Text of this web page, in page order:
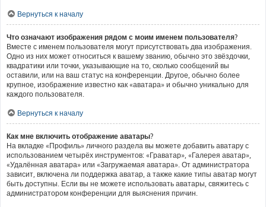
Вернуться к началу
Что означают изображения рядом с моим именем пользователя?
Вместе с именем пользователя могут присутствовать два изображения.
Одно из них может относиться к вашему званию, обычно это звёздочки,
квадратики или точки, указывающие на то, сколько сообщений вы
оставили, или на ваш статус на конференции. Другое, обычно более
крупное, изображение известно как «аватара» и обычно уникально для
каждого пользователя.
Вернуться к началу
Как мне включить отображение аватары?
На вкладке «Профиль» личного раздела вы можете добавить аватару с
использованием четырёх инструментов: «Граватар», «Галерея аватар»,
«Удалённая аватара» или «Загружаемая аватара». От администратора
зависит, включена ли поддержка аватар, а также какие типы аватар могут
быть доступны. Если вы не можете использовать аватары, свяжитесь с
администратором конференции для выяснения причин.